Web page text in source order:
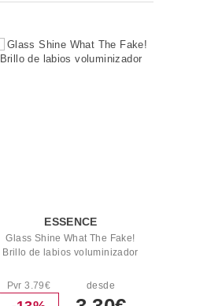
ESSENCE
Glass Shine What The Fake!
Brillo de labios voluminizador
Pvr 3.79€ desde